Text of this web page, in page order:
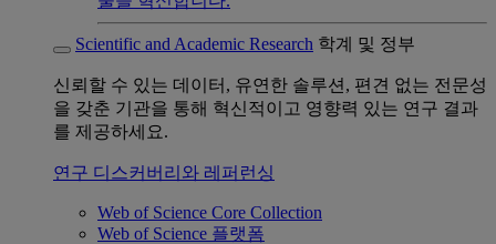
Scientific and Academic Research 학계 및 정부
신뢰할 수 있는 데이터, 유연한 솔루션, 편견 없는 전문성
을 갖춘 기관을 통해 혁신적이고 영향력 있는 연구 결과
를 제공하세요.
연구 디스커버리와 레퍼런싱
Web of Science Core Collection
Web of Science 플랫폼